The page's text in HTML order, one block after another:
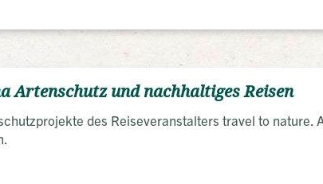
Artenschutz und nachhaltiges Reisen
des Reiseveranstalters travel to nature.